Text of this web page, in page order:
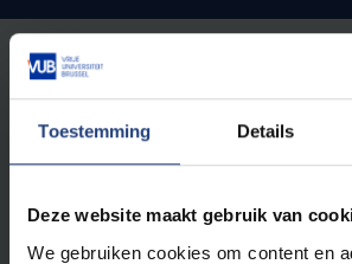
Toestemming Details
Deze website maakt gebruik van
We gebruiken cookies om content en
Vrijheid is voor de Vrije Universiteit
kritisch in vraag te stellen